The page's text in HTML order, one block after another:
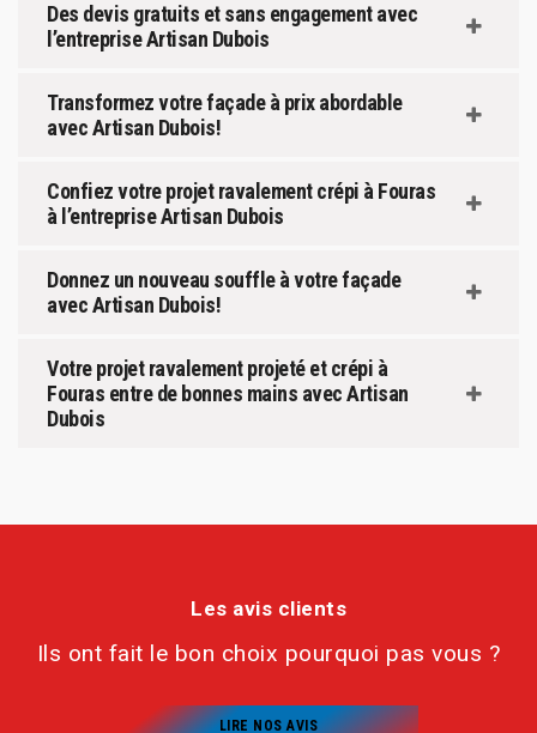
Des devis gratuits et sans engagement avec
l’entreprise Artisan Dubois
Transformez votre façade à prix abordable
avec Artisan Dubois!
Confiez votre projet ravalement crépi à Fouras
à l’entreprise Artisan Dubois
Donnez un nouveau souffle à votre façade
avec Artisan Dubois!
Votre projet ravalement projeté et crépi à
Fouras entre de bonnes mains avec Artisan
Dubois
Les avis clients
Ils ont fait le bon choix pourquoi pas vous ?
LIRE NOS AVIS